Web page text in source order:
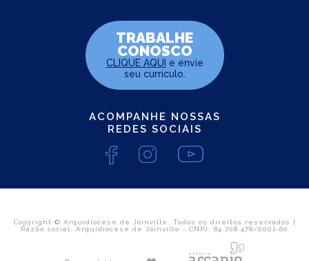
TRABALHE
CONOSCO
CLIQUE AQUI e envie
seu curriculo.
ACOMPANHE NOSSAS
REDES SOCIAIS
Copyright © Arquidiocese de Joinville. Todos os direitos reservados |
Razão social: Arquidiocese de Joinville - CNPJ: 84.708.478/0001-60